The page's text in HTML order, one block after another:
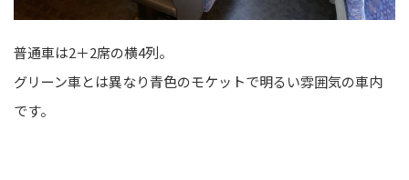
普通車は2＋2席の横4列。
グリーン車とは異なり青色のモケットで明るい雰囲気の車内
です。